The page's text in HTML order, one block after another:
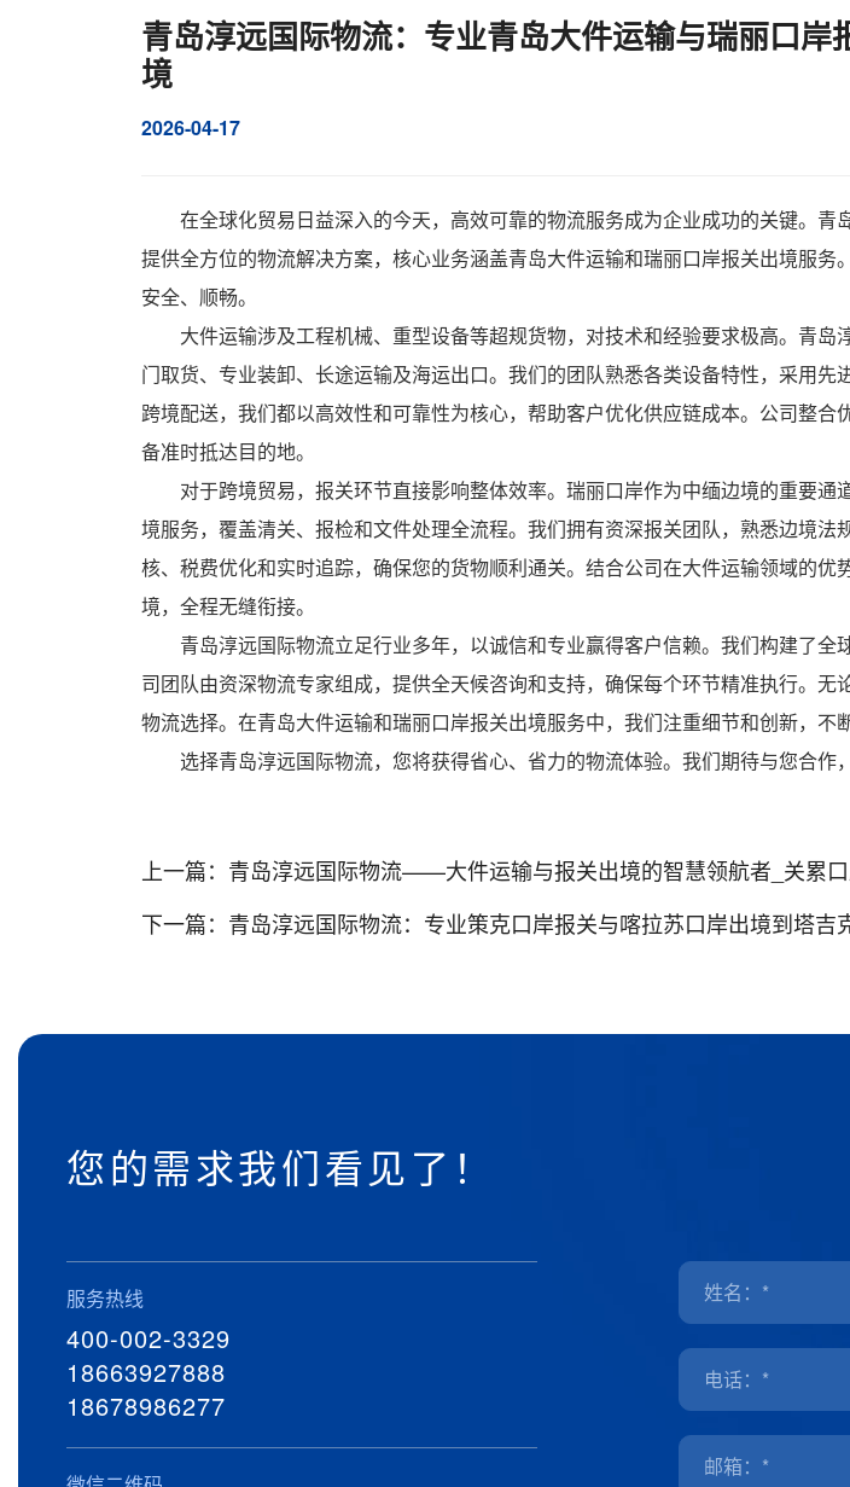
青岛淳远国际物流：专业青岛大件运输与瑞丽口
境
2026-04-17
在全球化贸易日益深入的今天，高效可靠的物流服务成为企业成功的关键。
提供全方位的物流解决方案，核心业务涵盖青岛大件运输和瑞丽口岸报关出境服务
安全、顺畅。
大件运输涉及工程机械、重型设备等超规货物，对技术和经验要求极高。青
门取货、专业装卸、长途运输及海运出口。我们的团队熟悉各类设备特性，采用
跨境配送，我们都以高效性和可靠性为核心，帮助客户优化供应链成本。公司整
备准时抵达目的地。
对于跨境贸易，报关环节直接影响整体效率。瑞丽口岸作为中缅边境的重要
境服务，覆盖清关、报检和文件处理全流程。我们拥有资深报关团队，熟悉边境
核、税费优化和实时追踪，确保您的货物顺利通关。结合公司在大件运输领域的
境，全程无缝衔接。
青岛淳远国际物流立足行业多年，以诚信和专业赢得客户信赖。我们构建了
司团队由资深物流专家组成，提供全天候咨询和支持，确保每个环节精准执行。
物流选择。在青岛大件运输和瑞丽口岸报关出境服务中，我们注重细节和创新，不
选择青岛淳远国际物流，您将获得省心、省力的物流体验。我们期待与您合作
上一篇： 青岛淳远国际物流——大件运输与报关出境的智慧领航者_关累
下一篇： 青岛淳远国际物流：专业策克口岸报关与喀拉苏口岸出境到塔吉克斯坦
您的需求我们看见了！
服务热线
400-002-3329
18663927888
18678986277